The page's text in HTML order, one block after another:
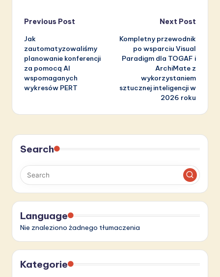
Post
navigation
Previous Post
Jak
zautomatyzowaliśmy
planowanie konferencji
za pomocą AI
wspomaganych
wykresów PERT
Next Post
Kompletny przewodnik
po wsparciu Visual
Paradigm dla TOGAF i
ArchiMate z
wykorzystaniem
sztucznej inteligencji w
2026 roku
Search
Language
Nie znaleziono żadnego tłumaczenia
Kategorie